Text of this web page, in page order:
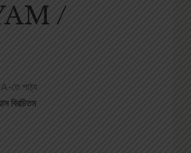
/
তে পাঠ্য
বিরচিতম